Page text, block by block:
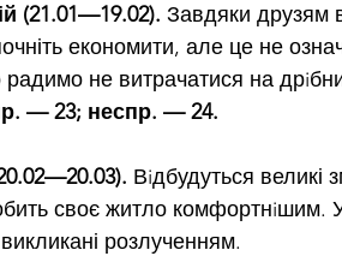
(21.01—19.02). Завдяки друзям
економити, але це не
радимо не витрачатися на
— 23; неспр. — 24.
Вiдбудуться великі
своє житло комфортнiшим. У
розлученням.